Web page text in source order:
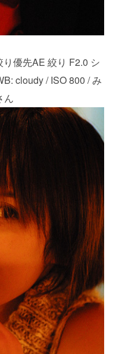
優先AE 絞り F2.0 シ
cloudy / ISO 800 / み
ん